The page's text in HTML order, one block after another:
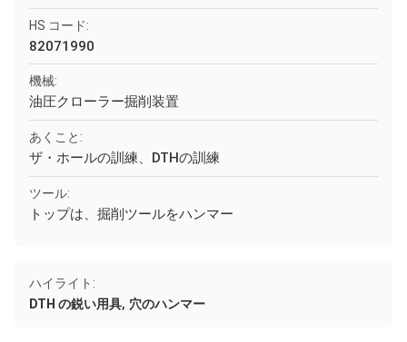
HS コード:
82071990
機械:
油圧クローラー掘削装置
あくこと:
ザ・ホールの訓練、DTHの訓練
ツール:
トップは、掘削ツールをハンマー
ハイライト:
DTH の鋭い用具, 穴のハンマー